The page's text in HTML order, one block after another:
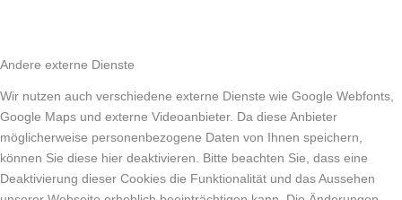
Andere externe Dienste
Wir nutzen auch verschiedene externe Dienste wie Google Webfonts,
Google Maps und externe Videoanbieter. Da diese Anbieter
möglicherweise personenbezogene Daten von Ihnen speichern,
können Sie diese hier deaktivieren. Bitte beachten Sie, dass eine
Deaktivierung dieser Cookies die Funktionalität und das Aussehen